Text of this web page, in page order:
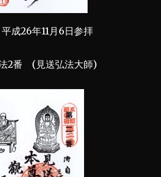
成26年11月6日参拝
2番 (見送弘法大師)